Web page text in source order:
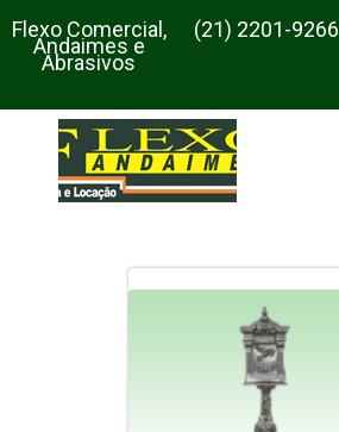
Flexo Comercial,
Andaimes e
Abrasivos
(21) 2201-9266